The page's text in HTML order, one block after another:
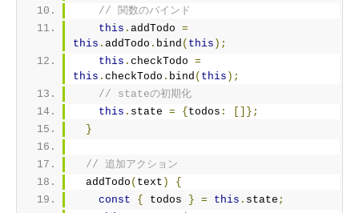
// 関数のバインド
this . addTodo =
this . addTodo . bind ( this );
this . checkTodo =
this . checkTodo . bind ( this );
// stateの初期化
this . state = { todos :
[]};
}
// 追加アクション
  addTodo
( text )
{
const
{ todos } = this . state ;